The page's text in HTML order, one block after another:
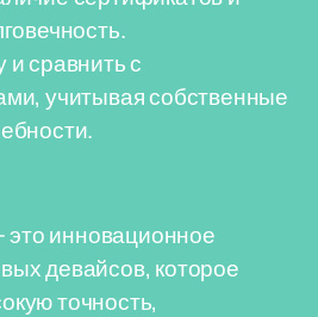
сравнить с
учитывая собственные
инновационное
девайсов, которое
точность,